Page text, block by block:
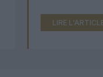
LIRE